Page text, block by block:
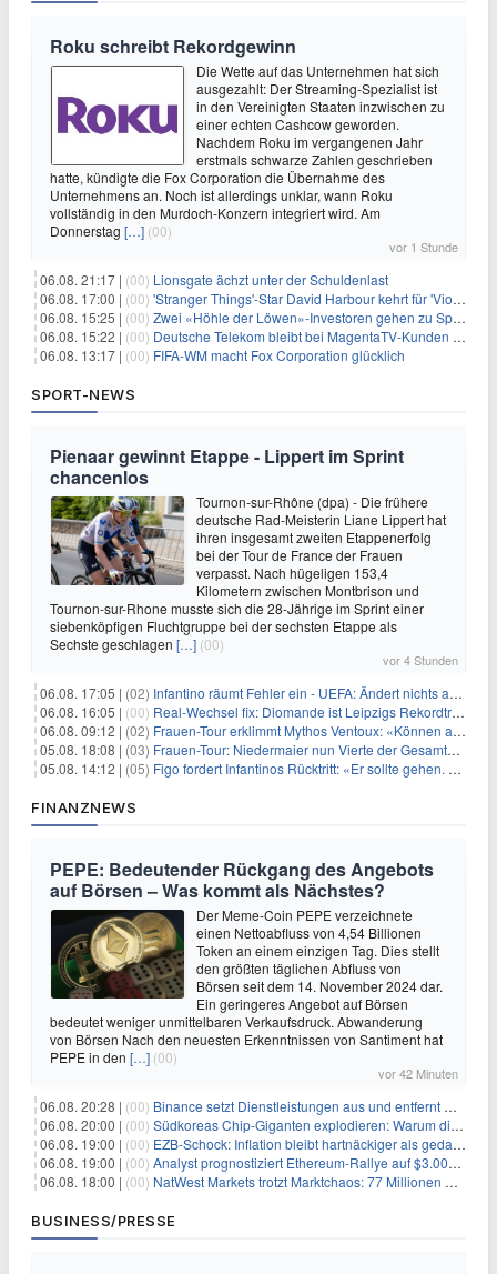
Roku schreibt Rekordgewinn
Die Wette auf das Unternehmen hat sich
ausgezahlt: Der Streaming-Spezialist ist
in den Vereinigten Staaten inzwischen zu
einer echten Cashcow geworden.
Nachdem Roku im vergangenen Jahr
erstmals schwarze Zahlen geschrieben
hatte, kündigte die Fox Corporation die Übernahme des
Unternehmens an. Noch ist allerdings unklar, wann Roku
vollständig in den Murdoch-Konzern integriert wird. Am
Donnerstag […] (00)
vor 1 Stunde
06.08. 21:17 | (00) Lionsgate ächzt unter der Schuldenlast
06.08. 17:00 | (00) 'Stranger Things'-Star David Harbour kehrt für 'Violent Night 2' zurück – Kristen Bell stößt zur Besetzung
06.08. 15:25 | (00) Zwei «Höhle der Löwen»-Investoren gehen zu Springer
06.08. 15:22 | (00) Deutsche Telekom bleibt bei MagentaTV-Kunden vage
06.08. 13:17 | (00) FIFA-WM macht Fox Corporation glücklich
SPORT-NEWS
Pienaar gewinnt Etappe - Lippert im Sprint
chancenlos
Tournon-sur-Rhône (dpa) - Die frühere
deutsche Rad-Meisterin Liane Lippert hat
ihren insgesamt zweiten Etappenerfolg
bei der Tour de France der Frauen
verpasst. Nach hügeligen 153,4
Kilometern zwischen Montbrison und
Tournon-sur-Rhone musste sich die 28-Jährige im Sprint einer
siebenköpfigen Fluchtgruppe bei der sechsten Etappe als
Sechste geschlagen […] (00)
vor 4 Stunden
06.08. 17:05 | (02) Infantino räumt Fehler ein - UEFA: Ändert nichts an Boykott
06.08. 16:05 | (00) Real-Wechsel fix: Diomande ist Leipzigs Rekordtransfer
06.08. 09:12 | (02) Frauen-Tour erklimmt Mythos Ventoux: «Können alles schaffen»
05.08. 18:08 | (03) Frauen-Tour: Niedermaier nun Vierte der Gesamtwertung
05.08. 14:12 | (05) Figo fordert Infantinos Rücktritt: «Er sollte gehen. Jetzt»
FINANZNEWS
PEPE: Bedeutender Rückgang des Angebots
auf Börsen – Was kommt als Nächstes?
Der Meme-Coin PEPE verzeichnete
einen Nettoabfluss von 4,54 Billionen
Token an einem einzigen Tag. Dies stellt
den größten täglichen Abfluss von
Börsen seit dem 14. November 2024 dar.
Ein geringeres Angebot auf Börsen
bedeutet weniger unmittelbaren Verkaufsdruck. Abwanderung
von Börsen Nach den neuesten Erkenntnissen von Santiment hat
PEPE in den […] (00)
vor 42 Minuten
06.08. 20:28 | (00) Binance setzt Dienstleistungen aus und entfernt mehrere Krypto-Paare: Wer ist betroffen?
06.08. 20:00 | (00) Südkoreas Chip-Giganten explodieren: Warum dieser Rekord-Tag die KI-Branche erschüttert
06.08. 19:00 | (00) EZB-Schock: Inflation bleibt hartnäckiger als gedacht – 2027 wird zum kritischen Test
06.08. 19:00 | (00) Analyst prognostiziert Ethereum-Rallye auf $3.000 nach entscheidendem On-Chain-Ausbruch
06.08. 18:00 | (00) NatWest Markets trotzt Marktchaos: 77 Millionen Pfund Gewinn im ersten Halbjahr
BUSINESS/PRESSE